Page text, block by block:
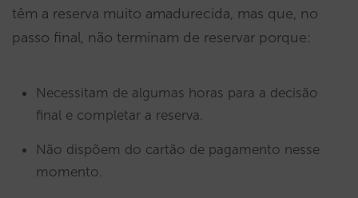
têm a reserva muito amadurecida, mas que, no
passo final, não terminam de reservar porque:
Necessitam de algumas horas para a decisão
final e completar a reserva.
Não dispõem do cartão de pagamento nesse
momento.